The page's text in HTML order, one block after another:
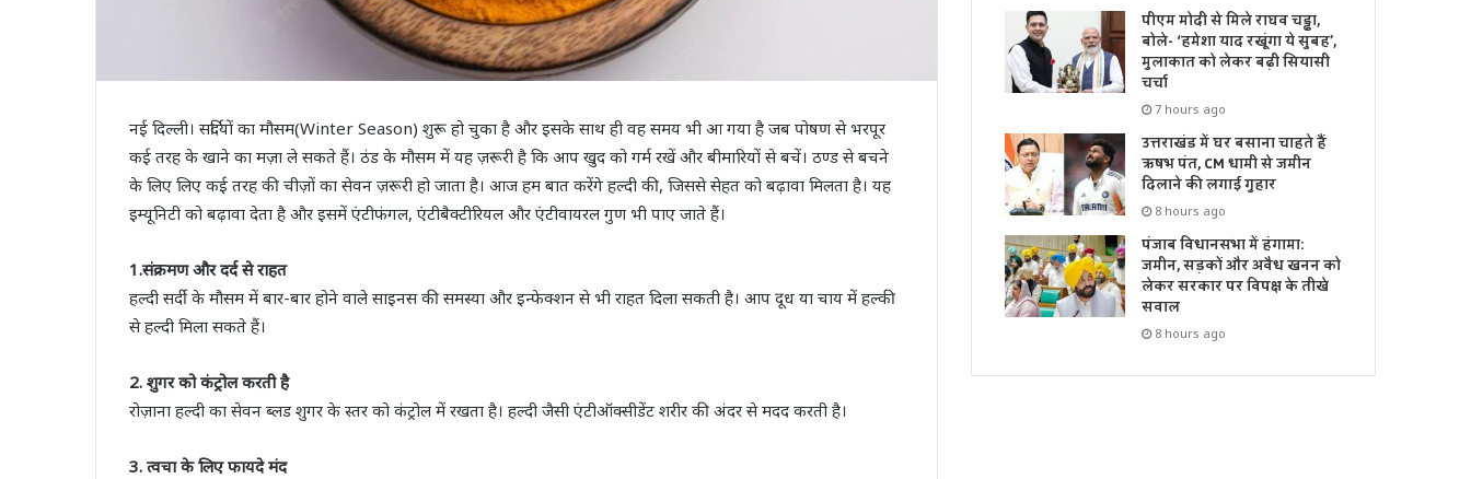
नई दिल्ली। सर्दियों का मौसम(Winter Season) शुरू हो चुका है और इसके साथ ही वह समय भी आ गया है जब पोषण से भरपूर
कई तरह के खाने का मज़ा ले सकते हैं। ठंड के मौसम में यह ज़रूरी है कि आप खुद को गर्म रखें और बीमारियों से बचें। ठण्ड से बचने
के लिए लिए कई तरह की चीज़ों का सेवन ज़रूरी हो जाता है। आज हम बात करेंगे हल्दी की, जिससे सेहत को बढ़ावा मिलता है। यह
इम्यूनिटी को बढ़ावा देता है और इसमें एंटीफंगल, एंटीबैक्टीरियल और एंटीवायरल गुण भी पाए जाते हैं।
1.संक्रमण और दर्द से राहत
हल्दी सर्दी के मौसम में बार-बार होने वाले साइनस की समस्या और इन्फेक्शन से भी राहत दिला सकती है। आप दूध या चाय में हल्की
से हल्दी मिला सकते हैं।
2. शुगर को कंट्रोल करती है
रोज़ाना हल्दी का सेवन ब्लड शुगर के स्तर को कंट्रोल में रखता है। हल्दी जैसी एंटीऑक्सीडेंट शरीर की अंदर से मदद करती है।
3. त्वचा के लिए फायदे मंद
पीएम मोदी से मिले राघव चड्ढा,
बोले- ‘हमेशा याद रखूंगा ये सुबह’,
मुलाकात को लेकर बढ़ी सियासी
चर्चा
7 hours ago
उत्तराखंड में घर बसाना चाहते हैं
ऋषभ पंत, CM धामी से जमीन
दिलाने की लगाई गुहार
8 hours ago
पंजाब विधानसभा में हंगामा:
जमीन, सड़कों और अवैध खनन को
लेकर सरकार पर विपक्ष के तीखे
सवाल
8 hours ago